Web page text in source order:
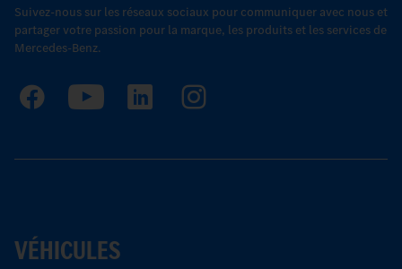
Suivez-nous sur les réseaux sociaux pour communiquer avec nous et
partager votre passion pour la marque, les produits et les services de
Mercedes-Benz.
VÉHICULES